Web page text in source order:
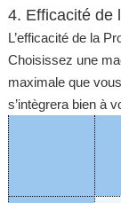
4. Efficacité de
L’efficacité de la
Choisissez une
maximale que
s’intègrera bien à